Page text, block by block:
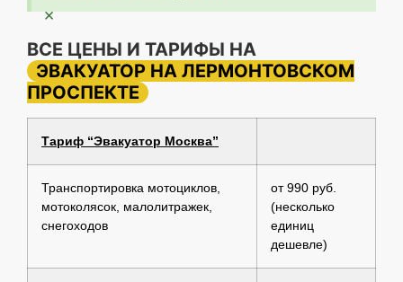
×
ВСЕ ЦЕНЫ И ТАРИФЫ НА
ЭВАКУАТОР НА ЛЕРМОНТОВСКОМ
ПРОСПЕКТЕ
Тариф “Эвакуатор Москва”
Транспортировка мотоциклов,
мотоколясок, малолитражек,
снегоходов
от 990 руб.
(несколько
единиц
дешевле)